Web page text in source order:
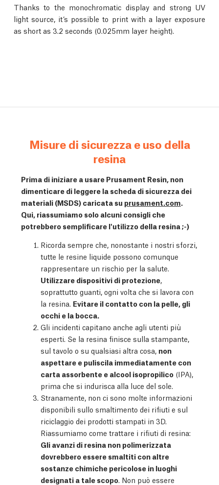
Thanks to the monochromatic display and strong UV
light source, it’s possible to print with a layer exposure
as short as 3.2 seconds (0.025mm layer height).
Misure di sicurezza e uso della
resina
Prima di iniziare a usare Prusament Resin, non
dimenticare di leggere la scheda di sicurezza dei
materiali (MSDS) caricata su prusament.com.
Qui, riassumiamo solo alcuni consigli che
potrebbero semplificare l'utilizzo della resina ;-)
Ricorda sempre che, nonostante i nostri sforzi,
tutte le resine liquide possono comunque
rappresentare un rischio per la salute.
Utilizzare dispositivi di protezione
soprattutto guanti, ogni volta che si lavora con
la resina. Evitare il contatto con la pelle, gli
occhi e la bocca.
Gli incidenti capitano anche agli utenti più
esperti. Se la resina finisce sulla stampante,
sul tavolo o su qualsiasi altra cosa, non
aspettare e puliscila immediatamente con
carta assorbente e alcool isopropilico (IPA),
prima che si indurisca alla luce del sole.
Stranamente, non ci sono molte informazioni
disponibili sullo smaltimento dei rifiuti e sul
riciclaggio dei prodotti stampati in 3D.
Riassumiamo come trattare i rifiuti di resina:
Gli avanzi di resina non polimerizzata
dovrebbero essere smaltiti con altre
sostanze chimiche pericolose in luoghi
designati a tale scopo . Non può essere